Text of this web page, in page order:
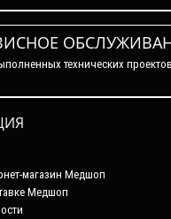
технических
магазин Медшоп
Медшоп